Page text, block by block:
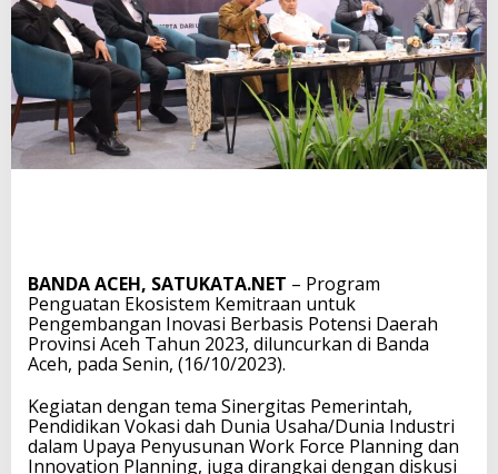
BANDA ACEH, SATUKATA.NET – Program
Penguatan Ekosistem Kemitraan untuk
Pengembangan Inovasi Berbasis Potensi Daerah
Provinsi Aceh Tahun 2023, diluncurkan di Banda
Aceh, pada Senin, (16/10/2023).
Kegiatan dengan tema Sinergitas Pemerintah,
Pendidikan Vokasi dah Dunia Usaha/Dunia Industri
dalam Upaya Penyusunan Work Force Planning dan
Innovation Planning, juga dirangkai dengan diskusi